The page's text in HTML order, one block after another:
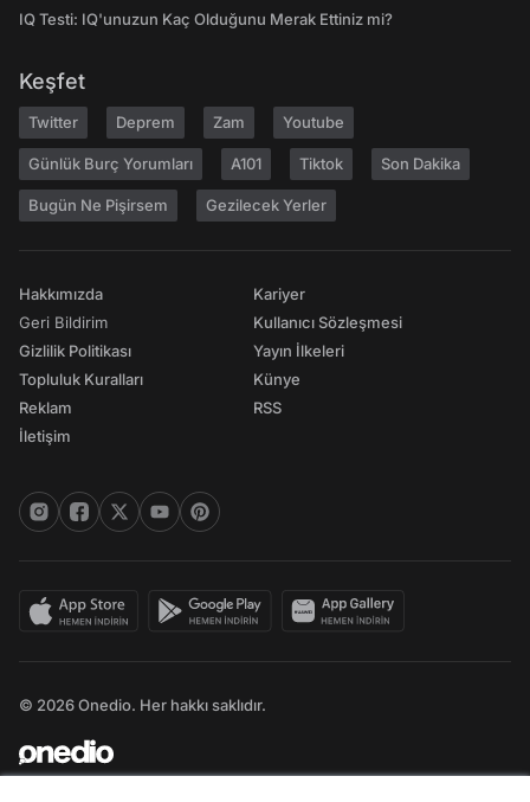
IQ Testi: IQ'unuzun Kaç Olduğunu Merak Ettiniz mi?
Keşfet
Twitter Deprem Zam Youtube
Günlük Burç Yorumları A101 Tiktok Son Dakika
Bugün Ne Pişirsem Gezilecek Yerler
Hakkımızda
Geri Bildirim
Gizlilik Politikası
Topluluk Kuralları
Reklam
İletişim
Kariyer
Kullanıcı Sözleşmesi
Yayın İlkeleri
Künye
RSS
© 2026 Onedio. Her hakkı saklıdır.